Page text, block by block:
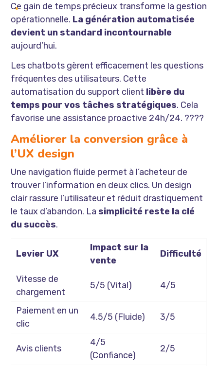
Ce gain de temps précieux transforme la gestion
opérationnelle. La génération automatisée
devient un standard incontournable
aujourd’hui.
Les chatbots gèrent efficacement les questions
fréquentes des utilisateurs. Cette
automatisation du support client libère du
temps pour vos tâches stratégiques. Cela
favorise une assistance proactive 24h/24. ????
Améliorer la conversion grâce à
l’UX design
Une navigation fluide permet à l’acheteur de
trouver l’information en deux clics. Un design
clair rassure l’utilisateur et réduit drastiquement
le taux d’abandon. Lasimplicité reste la clé
du succès.
Levier UX
Impact sur la
vente
Difficulté
Vitesse de
chargement
5/5 (Vital) 4/5
Paiement en un
clic
4.5/5 (Fluide) 3/5
Avis clients
4/5
(Confiance)
2/5
Rejoignez notre
Newsletter
offres exclusivesde nos partenaires
d'une
nouveauté inédite en France !